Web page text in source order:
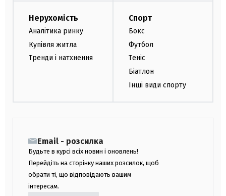
Нерухомість
Аналітика ринку
Купівля житла
Тренди і натхнення
Спорт
Бокс
Футбол
Теніс
Біатлон
Інші види спорту
Email - розсилка
Будьте в курсі всіх новин і оновлень!
Перейдіть на сторінку наших розсилок, щоб
обрати ті, що відповідають вашим
інтересам.